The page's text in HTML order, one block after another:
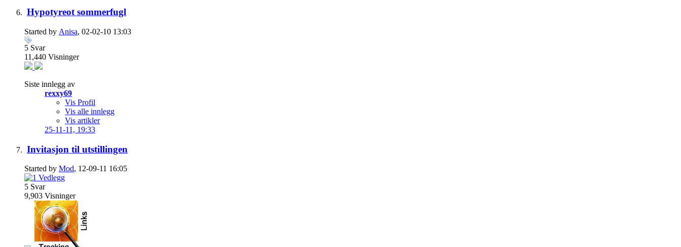
Hypotyreot sommerfugl
Started by Anisa, 02-02-10 13:03
5 Svar
11,440 Visninger
Siste innlegg av
rexxy69
Vis Profil
Vis alle innlegg
Vis artikler
25-11-11, 19:33
Invitasjon til utstillingen
Started by Mod, 12-09-11 16:05
5 Svar
9,903 Visninger